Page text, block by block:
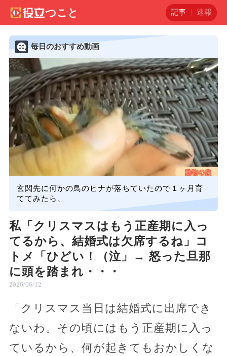
記事 速報
毎日のおすすめ動画
玄関先に何かの鳥のヒナが落ちていたので１ヶ月育
ててみたら、
私「クリスマスはもう正産期に入っ
てるから、結婚式は欠席するね」コ
トメ「ひどい！（泣」→ 怒った旦那
に頭を踏まれ・・・
2026/06/12
「クリスマス当日は結婚式に出席でき
ないわ。その頃にはもう正産期に入っ
ているから、何が起きてもおかしくな